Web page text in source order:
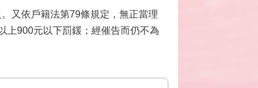
又依戶籍法第79條規定，無正當理
上900元以下罰鍰；經催告而仍不為